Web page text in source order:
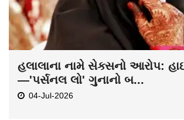
હલાલાના નામે સેક્સનો આરોપ:
—'પર્સનલ લો' ગુનાનો બ...
04-Jul-2026